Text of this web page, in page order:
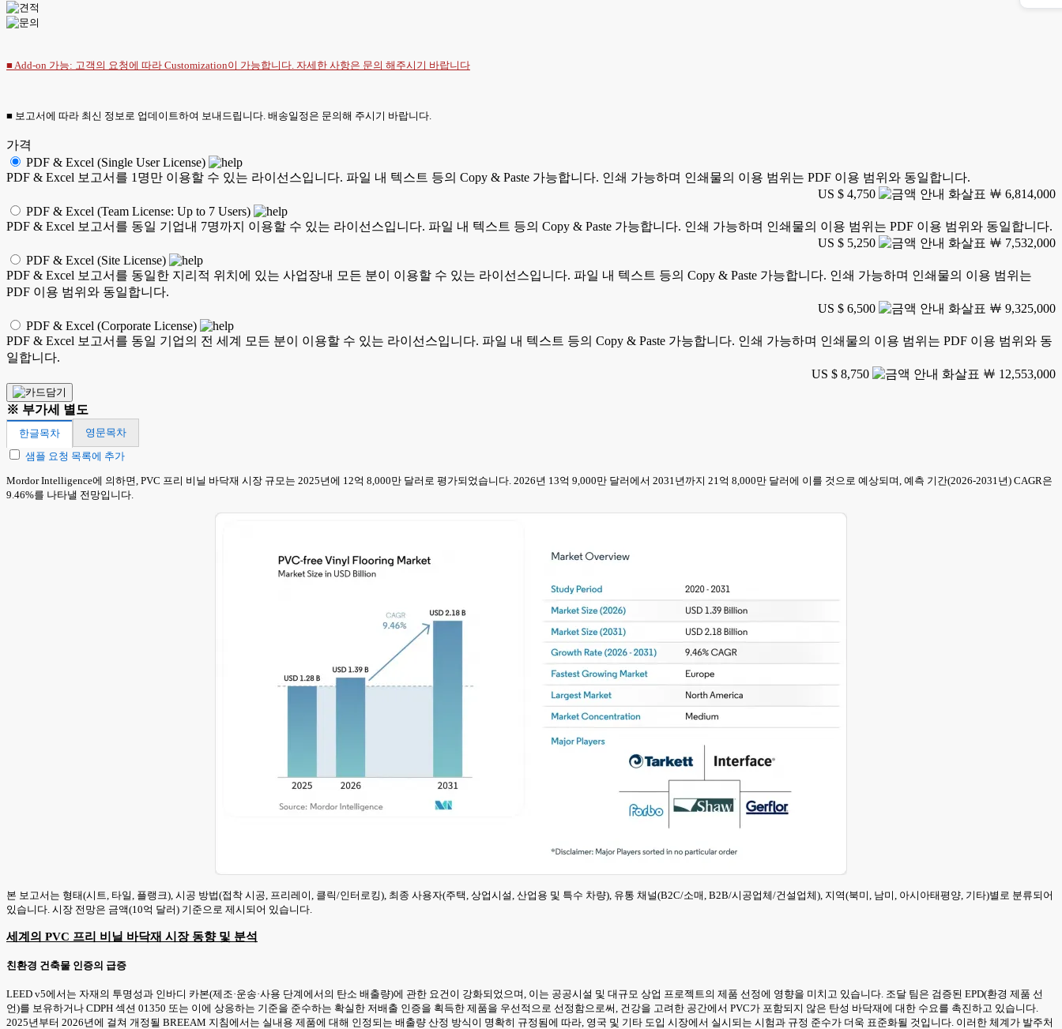
■ Add-on 가능: 고객의 요청에 따라 Customization이 가능합니다. 자세한 사항은 문의 해주시기 바랍니다
■ 보고서에 따라 최신 정보로 업데이트하여 보내드립니다. 배송일정은 문의해 주시기 바랍니다.
가격
PDF & Excel (Single User License)
PDF & Excel 보고서를 1명만 이용할 수 있는 라이선스입니다. 파일 내 텍스트 등의 Copy & Paste 가능합니다. 인쇄 가능하며 인쇄물의 이용 범위는 PDF 이용 범위와 동일합니다.
US $ 4,750
￦ 6,814,000
PDF & Excel (Team License: Up to 7 Users)
PDF & Excel 보고서를 동일 기업내 7명까지 이용할 수 있는 라이선스입니다. 파일 내 텍스트 등의 Copy & Paste 가능합니다. 인쇄 가능하며 인쇄물의 이용 범위는 PDF 이용 범위와 동일합니다.
US $ 5,250
￦ 7,532,000
PDF & Excel (Site License)
PDF & Excel 보고서를 동일한 지리적 위치에 있는 사업장내 모든 분이 이용할 수 있는 라이선스입니다. 파일 내 텍스트 등의 Copy & Paste 가능합니다. 인쇄 가능하며 인쇄물의 이용 범위는
PDF 이용 범위와 동일합니다.
US $ 6,500
￦ 9,325,000
PDF & Excel (Corporate License)
PDF & Excel 보고서를 동일 기업의 전 세계 모든 분이 이용할 수 있는 라이선스입니다. 파일 내 텍스트 등의 Copy & Paste 가능합니다. 인쇄 가능하며 인쇄물의 이용 범위는 PDF 이용 범위와 동
일합니다.
US $ 8,750
￦ 12,553,000
※ 부가세 별도
한글목차
영문목차
샘플 요청 목록에 추가
Mordor Intelligence에 의하면, PVC 프리 비닐 바닥재 시장 규모는 2025년에 12억 8,000만 달러로 평가되었습니다. 2026년 13억 9,000만 달러에서 2031년까지 21억 8,000만 달러에 이를 것으로 예상되며, 예측 기간(2026-2031년) CAGR은
9.46%를 나타낼 전망입니다.
본 보고서는 형태(시트, 타일, 플랭크), 시공 방법(접착 시공, 프리레이, 클릭/인터로킹), 최종 사용자(주택, 상업시설, 산업용 및 특수 차량), 유통 채널(B2C/소매, B2B/시공업체/건설업체), 지역(북미, 남미, 아시아태평양, 기타)별로 분류되어
있습니다. 시장 전망은 금액(10억 달러) 기준으로 제시되어 있습니다.
세계의 PVC 프리 비닐 바닥재 시장 동향 및 분석
친환경 건축물 인증의 급증
LEED v5에서는 자재의 투명성과 인바디 카본(제조·운송·사용 단계에서의 탄소 배출량)에 관한 요건이 강화되었으며, 이는 공공시설 및 대규모 상업 프로젝트의 제품 선정에 영향을 미치고 있습니다. 조달 팀은 검증된 EPD(환경 제품 선
언)를 보유하거나 CDPH 섹션 01350 또는 이에 상응하는 기준을 준수하는 확실한 저배출 인증을 획득한 제품을 우선적으로 선정함으로써, 건강을 고려한 공간에서 PVC가 포함되지 않은 탄성 바닥재에 대한 수요를 촉진하고 있습니다.
2025년부터 2026년에 걸쳐 개정될 BREEAM 지침에서는 실내용 제품에 대해 인정되는 배출량 산정 방식이 명확히 규정됨에 따라, 영국 및 기타 도입 시장에서 실시되는 시험과 규정 준수가 더욱 표준화될 것입니다. 이러한 체계가 발주처